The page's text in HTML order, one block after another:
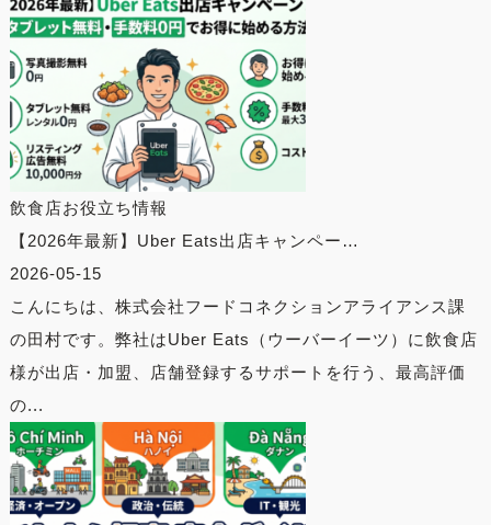
飲食店お役立ち情報
【2026年最新】Uber Eats出店キャンペー…
2026-05-15
こんにちは、株式会社フードコネクションアライアンス課
の田村です。弊社はUber Eats（ウーバーイーツ）に飲食店
様が出店・加盟、店舗登録するサポートを行う、最高評価
の...